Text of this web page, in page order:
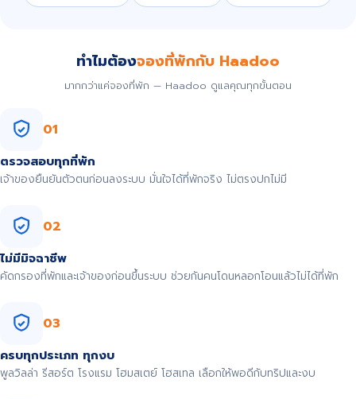
ทำไมต้องจองที่พักกับ Haadoo
มากกว่าแค่จองที่พัก — Haadoo ดูแลคุณทุกขั้นตอน
01
ตรวจสอบทุกที่พัก
เจ้าของยืนยันตัวตนก่อนลงระบบ มั่นใจได้ที่พักจริง ไม่ตรงปกไม่มี
02
ไม่มีมิจฉาชีพ
คัดกรองที่พักและเจ้าของก่อนขึ้นระบบ ช่วยกันคนโดนหลอกโอนแล้วไม่ได้ที่พัก
03
ครบทุกประเภท ทุกงบ
พูลวิลล่า รีสอร์ต โรงแรม โฮมสเตย์ โฮสเทล เลือกให้พอดีกับทริปและงบ